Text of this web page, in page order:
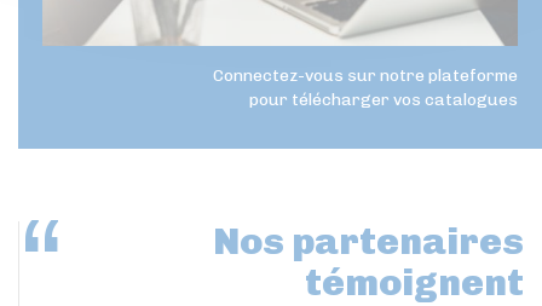
Connectez-vous sur notre plateforme
pour télécharger vos catalogues
Nos partenaires
témoignent